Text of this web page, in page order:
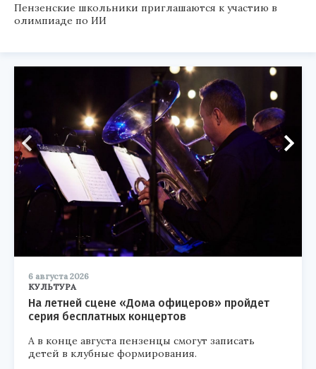
Пензенские школьники приглашаются к участию в
олимпиаде по ИИ
6 августа 2026
КУЛЬТУРА
На летней сцене «Дома офицеров» пройдет
серия бесплатных концертов
А в конце августа пензенцы смогут записать
детей в клубные формирования.